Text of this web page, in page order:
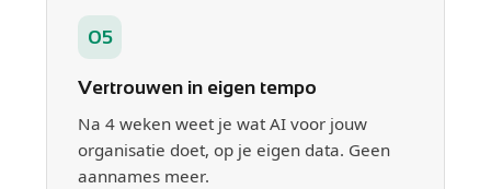
05
Vertrouwen in eigen tempo
Na 4 weken weet je wat AI voor jouw
organisatie doet, op je eigen data. Geen
aannames meer.